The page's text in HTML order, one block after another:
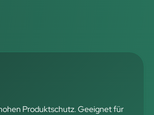
Produktschutz. Geeignet für